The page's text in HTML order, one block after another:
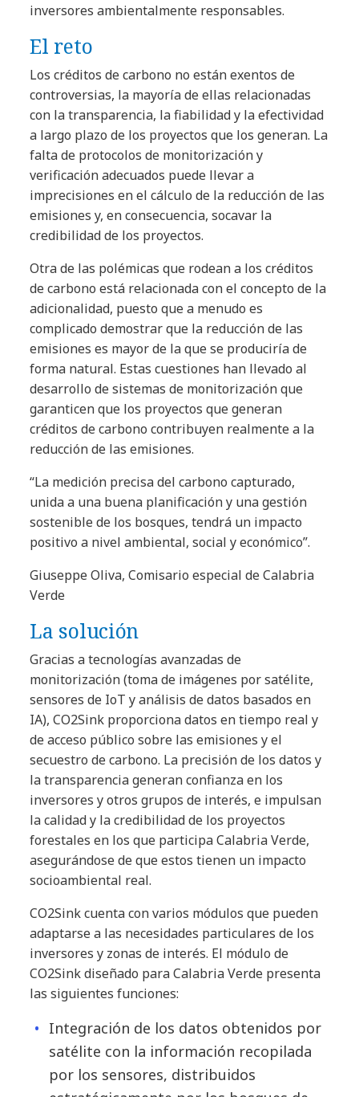
inversores ambientalmente responsables.
El reto
Los créditos de carbono no están exentos de
controversias, la mayoría de ellas relacionadas
con la transparencia, la fiabilidad y la efectividad
a largo plazo de los proyectos que los generan. La
falta de protocolos de monitorización y
verificación adecuados puede llevar a
imprecisiones en el cálculo de la reducción de las
emisiones y, en consecuencia, socavar la
credibilidad de los proyectos.
Otra de las polémicas que rodean a los créditos
de carbono está relacionada con el concepto de la
adicionalidad, puesto que a menudo es
complicado demostrar que la reducción de las
emisiones es mayor de la que se produciría de
forma natural. Estas cuestiones han llevado al
desarrollo de sistemas de monitorización que
garanticen que los proyectos que generan
créditos de carbono contribuyen realmente a la
reducción de las emisiones.
“La medición precisa del carbono capturado,
unida a una buena planificación y una gestión
sostenible de los bosques, tendrá un impacto
positivo a nivel ambiental, social y económico”.
Giuseppe Oliva, Comisario especial de Calabria
Verde
La solución
Gracias a tecnologías avanzadas de
monitorización (toma de imágenes por satélite,
sensores de IoT y análisis de datos basados en
IA), CO2Sink proporciona datos en tiempo real y
de acceso público sobre las emisiones y el
secuestro de carbono. La precisión de los datos y
la transparencia generan confianza en los
inversores y otros grupos de interés, e impulsan
la calidad y la credibilidad de los proyectos
forestales en los que participa Calabria Verde,
asegurándose de que estos tienen un impacto
socioambiental real.
CO2Sink cuenta con varios módulos que pueden
adaptarse a las necesidades particulares de los
inversores y zonas de interés. El módulo de
CO2Sink diseñado para Calabria Verde presenta
las siguientes funciones:
Integración de los datos obtenidos por
satélite con la información recopilada
por los sensores, distribuidos